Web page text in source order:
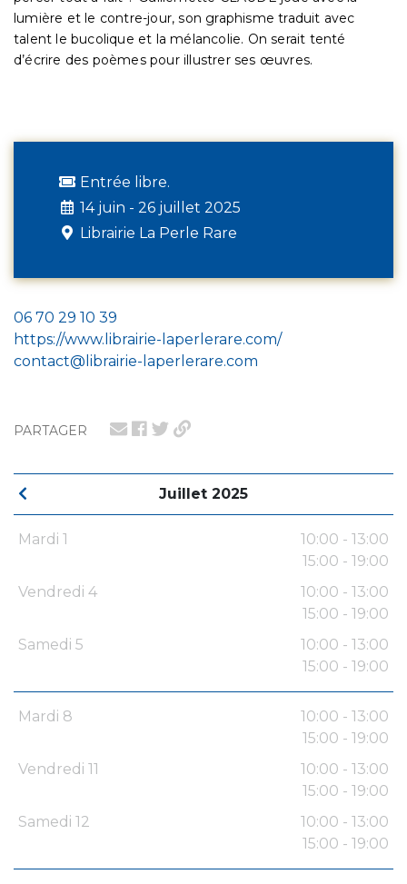
PARTAGER
Juillet 2025
Mardi 1
10:00 - 13:00
15:00 - 19:00
Vendredi 4
10:00 - 13:00
15:00 - 19:00
Samedi 5
10:00 - 13:00
15:00 - 19:00
Mardi 8
10:00 - 13:00
15:00 - 19:00
Vendredi 11
10:00 - 13:00
15:00 - 19:00
Samedi 12
10:00 - 13:00
15:00 - 19:00
lumière et le contre-jour, son graphisme traduit avec
talent le bucolique et la mélancolie. On serait tenté
d’écrire des poèmes pour illustrer ses œuvres.
Entrée libre.
14 juin - 26 juillet 2025
Librairie La Perle Rare
06 70 29 10 39
https://www.librairie-laperlerare.com/
contact@librairie-laperlerare.com